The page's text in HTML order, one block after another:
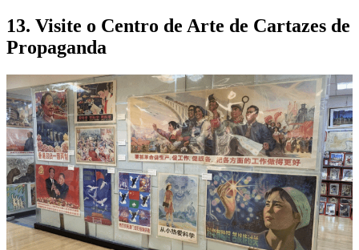
13. Visite o Centro de Arte de Cartazes de
Propaganda